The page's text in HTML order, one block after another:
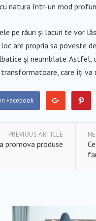
natura într-un mod
pe râuri și lacuri te vor
are propria sa poveste
și neumblate.
care îți
Facebook
PREVIOUS ARTICLE
promova produse